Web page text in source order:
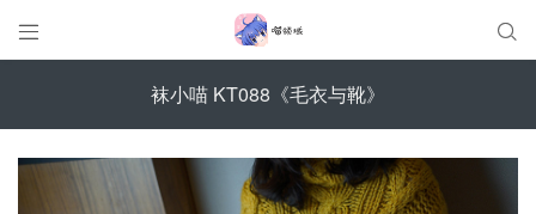
 
袜小喵 KT088《毛衣与靴》